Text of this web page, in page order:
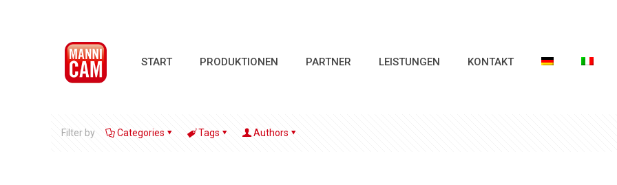
START PRODUKTIONEN PARTNER LEISTUNGEN KONTAKT
Filter by Categories Tags Authors